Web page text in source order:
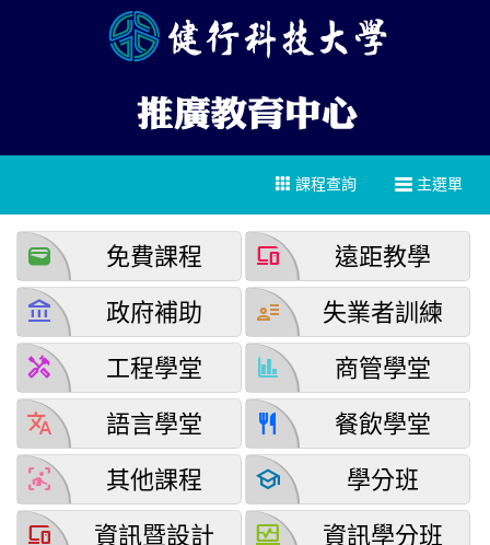
主選單
課程查詢
wallet 免費課程 devices 遠距教學
account_balance 政府補助 user_attributes 失業者訓練
handyman 工程學堂 finance 商管學堂
translate 語言學堂 restaurant 餐飲學堂
detection_and_zone 其他課程 school 學分班
devices 資訊暨設計 browse_activity 資訊學分班